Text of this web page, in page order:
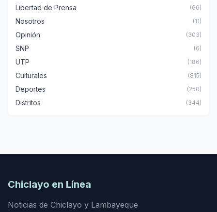
Libertad de Prensa (66)
Nosotros (11)
Opinión (303)
SNP (6)
UTP (186)
Culturales (815)
Deportes (250)
Distritos (344)
Chiclayo en Línea
Noticias de Chiclayo y Lambayeque